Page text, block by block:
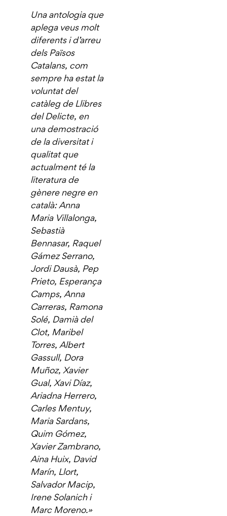
Una antologia que
aplega veus molt
diferents i d’arreu
dels Països
Catalans, com
sempre ha estat la
voluntat del
catàleg de Llibres
del Delicte, en
una demostració
de la diversitat i
qualitat que
actualment té la
literatura de
gènere negre en
català: Anna
Maria Villalonga,
Sebastià
Bennasar, Raquel
Gámez Serrano,
Jordi Dausà, Pep
Prieto, Esperança
Camps, Anna
Carreras, Ramona
Solé, Damià del
Clot, Maribel
Torres, Albert
Gassull, Dora
Muñoz, Xavier
Gual, Xavi Díaz,
Ariadna Herrero,
Carles Mentuy,
Maria Sardans,
Quim Gómez,
Xavier Zambrano,
Aina Huix, David
Marín, Llort,
Salvador Macip,
Irene Solanich i
Marc Moreno.»